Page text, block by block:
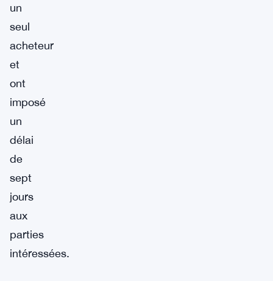
un
seul
acheteur
et
ont
imposé
un
délai
de
sept
jours
aux
parties
intéressées.